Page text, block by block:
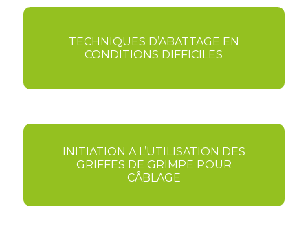
TECHNIQUES D’ABATTAGE EN
CONDITIONS DIFFICILES
INITIATION A L’UTILISATION DES
GRIFFES DE GRIMPE POUR
CÂBLAGE